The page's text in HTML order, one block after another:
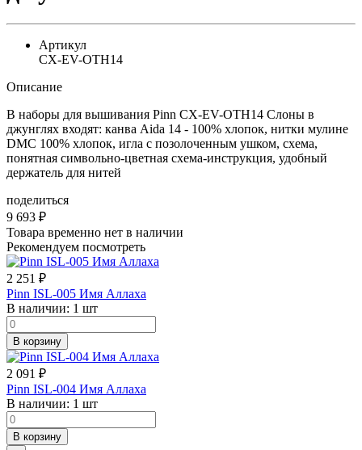
Артикул
СХ-EV-OTH14
Описание
В наборы для вышивания Pinn СХ-EV-OTH14 Слоны в
джунглях входят: канва Аida 14 - 100% хлопок, нитки мулине
DMC 100% хлопок, игла с позолоченным ушком, схема,
понятная символьно-цветная схема-инструкция, удобный
держатель для нитей
поделиться
9 693 ₽
Товара временно нет в наличии
Рекомендуем посмотреть
2 251 ₽
Pinn ISL-005 Имя Аллаха
В наличии: 1 шт
В корзину
2 091 ₽
Pinn ISL-004 Имя Аллаха
В наличии: 1 шт
В корзину